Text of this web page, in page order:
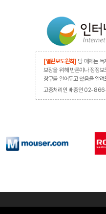
[열린보도원칙] 당 매체는 독
보장을 위해 반론이나 정정
창구를 열어두고 있음을 알려
고충처리인 배종인 02-